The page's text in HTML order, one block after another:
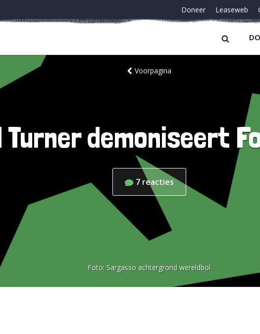
Doneer Leaseweb
Voorpagina
Turner demoniseert
7 reacties
Foto: Sargasso achtergrond wereldbol